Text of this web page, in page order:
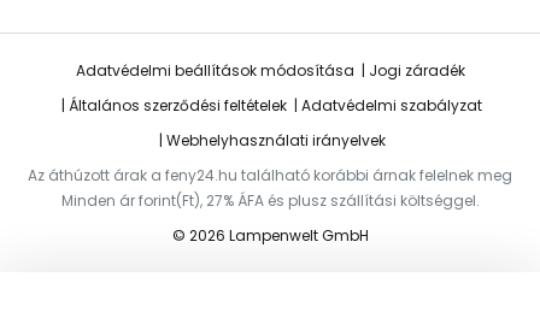
Adatvédelmi beállítások módosítása
Jogi záradék
Általános szerződési feltételek
Adatvédelmi szabályzat
Webhelyhasználati irányelvek
Az áthúzott árak a feny24.hu található korábbi árnak felelnek meg
Minden ár forint(Ft), 27% ÁFA és plusz szállítási költséggel.
© 2026 Lampenwelt GmbH